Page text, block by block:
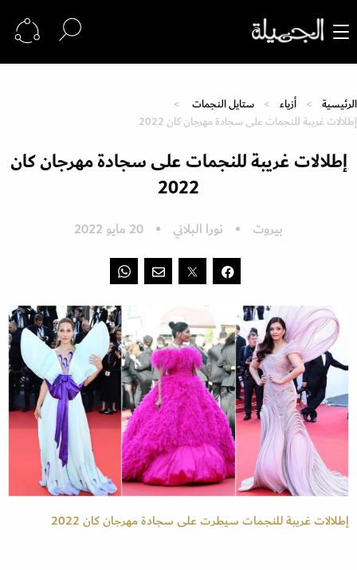
الرئيسية أزياء
ستايل النجمات
إطلالات غريبة للنجمات على سجادة مهرجان كان 2022
إطلالات غريبة للنجمات على سجادة مهرجان كان
2022
بيروت نورا البلاني 20 مايو 2022
إطلالات غريبة للنجمات سيطرت على سجادة مهرجان كان 2022